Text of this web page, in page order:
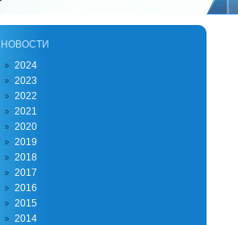
НОВОСТИ
2024
2023
2022
2021
2020
2019
2018
2017
2016
2015
2014